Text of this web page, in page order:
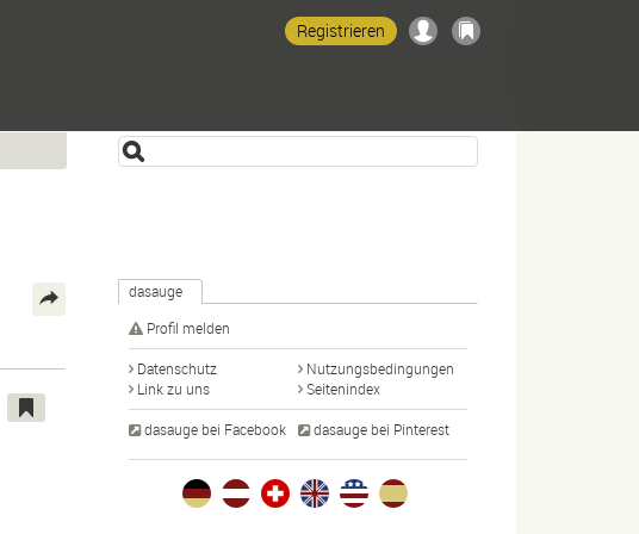
Registrieren
dasauge
Profil melden
Datenschutz
Nutzungsbedingungen
Link zu uns
Seitenindex
dasauge bei Facebook dasauge bei Pinterest